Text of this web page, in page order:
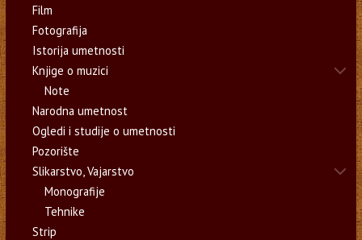
Film
Fotografija
Istorija umetnosti
Knjige o muzici
Note
Narodna umetnost
Ogledi i studije o umetnosti
Pozorište
Slikarstvo, Vajarstvo
Monografije
Tehnike
Strip